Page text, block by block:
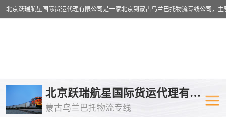
北京跃瑞航星国际货运代理有限公司
蒙古乌兰巴托物流专线
乌兰巴托物流专线 乌兰巴托铁
乌兰巴托公路运输